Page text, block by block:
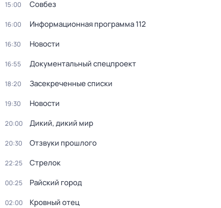
15:00 Совбез
16:00 Информационная программа 112
16:30 Новости
16:55 Документальный спецпроект
18:20 Зacекрeченные cписки
19:30 Новости
20:00 Дикий, дикий мир
20:30 Oтзвуки прошлoго
22:25 Стрелок
00:25 Райский город
02:00 Кровный отец